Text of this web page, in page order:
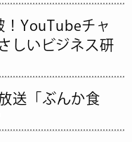
！YouTubeチャ
しいビジネス研
送「ぶんか食